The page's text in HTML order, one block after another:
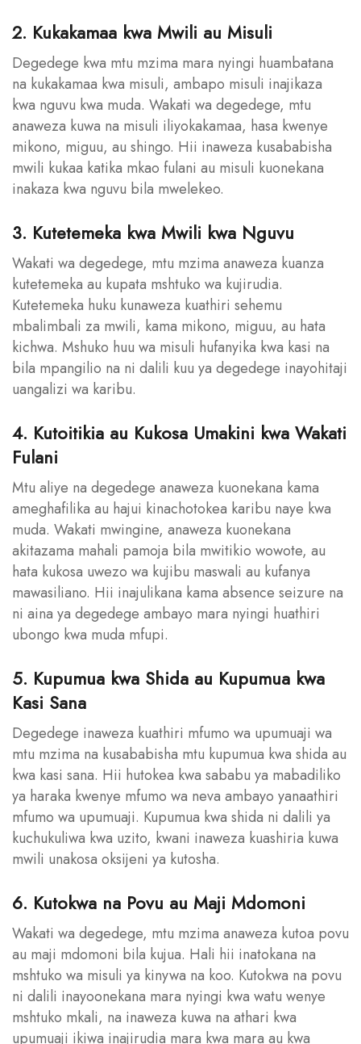
2. Kukakamaa kwa Mwili au Misuli
Degedege kwa mtu mzima mara nyingi huambatana
na kukakamaa kwa misuli, ambapo misuli inajikaza
kwa nguvu kwa muda. Wakati wa degedege, mtu
anaweza kuwa na misuli iliyokakamaa, hasa kwenye
mikono, miguu, au shingo. Hii inaweza kusababisha
mwili kukaa katika mkao fulani au misuli kuonekana
inakaza kwa nguvu bila mwelekeo.
3. Kutetemeka kwa Mwili kwa Nguvu
Wakati wa degedege, mtu mzima anaweza kuanza
kutetemeka au kupata mshtuko wa kujirudia.
Kutetemeka huku kunaweza kuathiri sehemu
mbalimbali za mwili, kama mikono, miguu, au hata
kichwa. Mshuko huu wa misuli hufanyika kwa kasi na
bila mpangilio na ni dalili kuu ya degedege inayohitaji
uangalizi wa karibu.
4. Kutoitikia au Kukosa Umakini kwa Wakati
Fulani
Mtu aliye na degedege anaweza kuonekana kama
ameghafilika au hajui kinachotokea karibu naye kwa
muda. Wakati mwingine, anaweza kuonekana
akitazama mahali pamoja bila mwitikio wowote, au
hata kukosa uwezo wa kujibu maswali au kufanya
mawasiliano. Hii inajulikana kama absence seizure na
ni aina ya degedege ambayo mara nyingi huathiri
ubongo kwa muda mfupi.
5. Kupumua kwa Shida au Kupumua kwa
Kasi Sana
Degedege inaweza kuathiri mfumo wa upumuaji wa
mtu mzima na kusababisha mtu kupumua kwa shida au
kwa kasi sana. Hii hutokea kwa sababu ya mabadiliko
ya haraka kwenye mfumo wa neva ambayo yanaathiri
mfumo wa upumuaji. Kupumua kwa shida ni dalili ya
kuchukuliwa kwa uzito, kwani inaweza kuashiria kuwa
mwili unakosa oksijeni ya kutosha.
6. Kutokwa na Povu au Maji Mdomoni
Wakati wa degedege, mtu mzima anaweza kutoa povu
au maji mdomoni bila kujua. Hali hii inatokana na
mshtuko wa misuli ya kinywa na koo. Kutokwa na povu
ni dalili inayoonekana mara nyingi kwa watu wenye
mshtuko mkali, na inaweza kuwa na athari kwa
upumuaji ikiwa inajirudia mara kwa mara au kwa